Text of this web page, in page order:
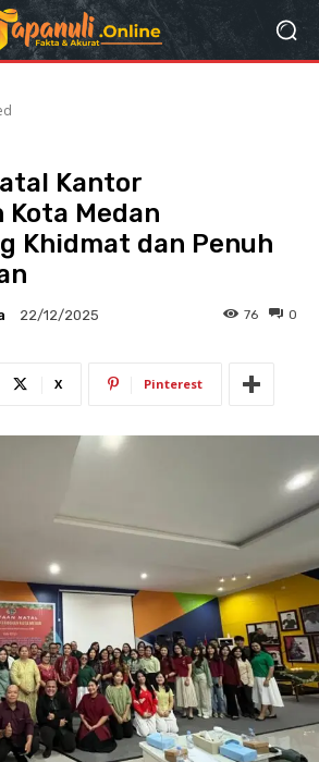
Kantor
Medan
Khidmat dan Penuh
22/12/2025 0
76
X Pinterest